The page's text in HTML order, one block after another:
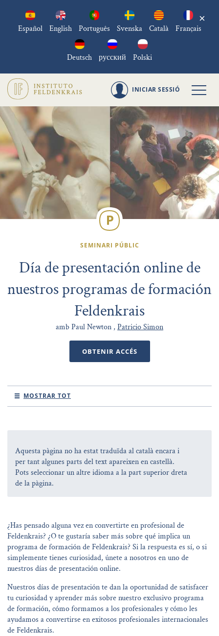
Español English Português Svenska Català Français
Deutsch русский Polski
×
INICIAR SESSIÓ
SEMINARI PÚBLIC
Día de presentación online de
nuestros programas de formación
Feldenkrais
amb Paul Newton , Patricio Simon
OBTENIR ACCÉS
MOSTRAR TOT
Aquesta pàgina no ha estat traduïda al català encara i
per tant algunes parts del text apareixen en castellà.
Pots seleccionar un altre idioma a la part superior dreta
de la pàgina.
¿Has pensado alguna vez en convertirte en profesional de
Feldenkrais? ¿O te gustaría saber más sobre qué implica un
programa de formación de Feldenkrais? Si la respuesta es sí, o si
simplemente tienes curiosidad, únete a nosotros en uno de
nuestros días de presentación online.
Nuestros días de presentación te dan la oportunidad de satisfacer
tu curiosidad y aprender más sobre nuestro exclusivo programa
de formación, cómo formamos a los profesionales y cómo les
ayudamos a convertirse en exitosos profesionales internacionales
de Feldenkrais.